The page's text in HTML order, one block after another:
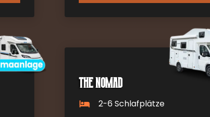
The Nomad
2-6 Schlafplätze